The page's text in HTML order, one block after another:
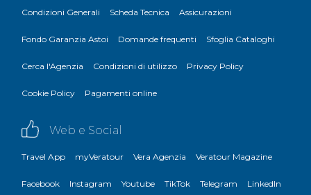
Condizioni Generali Scheda Tecnica Assicurazioni
Fondo Garanzia Astoi Domande frequenti Sfoglia Cataloghi
Cerca l'Agenzia Condizioni di utilizzo Privacy Policy
Cookie Policy Pagamenti online
Web e Social
Travel App myVeratour Vera Agenzia Veratour Magazine
Facebook Instagram Youtube TikTok Telegram LinkedIn